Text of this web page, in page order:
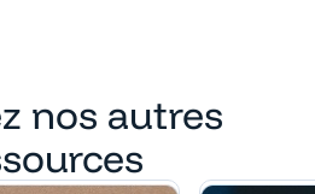
nos autres